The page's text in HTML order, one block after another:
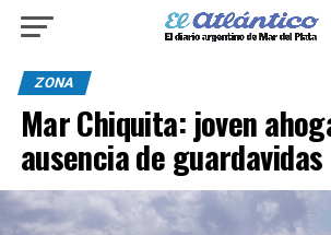
ZONA
Mar Chiquita: joven
ausencia de guardavidas